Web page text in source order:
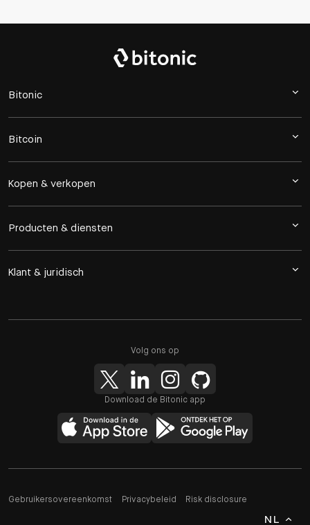
Bitonic
Bitcoin
Kopen & verkopen
Producten & diensten
Klant & juridisch
Volg ons op
Download de Bitonic app
Gebruikersovereenkomst Privacybeleid Risk disclosure
NL